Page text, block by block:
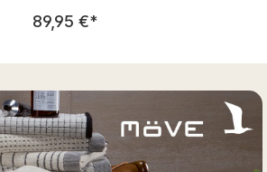
Regulärer Preis:
89,95 €*